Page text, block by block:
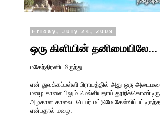
Friday, July 24, 2009
ஒரு கிளியின் தனிமையிலே...
மகேந்திரனிடமிருந்து...
என் துவக்கப்பள்ளி பிராயத்தில் அது ஒரு
மழை காலையிலும் மெல்லியதாய்
அழகான காலை. பெயர் மட்டுமே
என்பதால் மழை.